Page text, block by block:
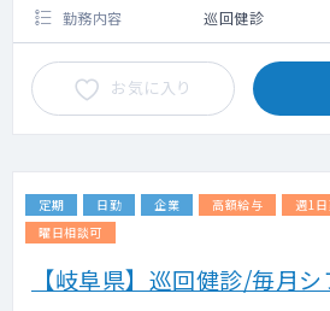
勤務内容 巡回健診
お気に入り
定期 日勤 企業 高額給与 週1
曜日相談可
【岐阜県】巡回健診/毎月